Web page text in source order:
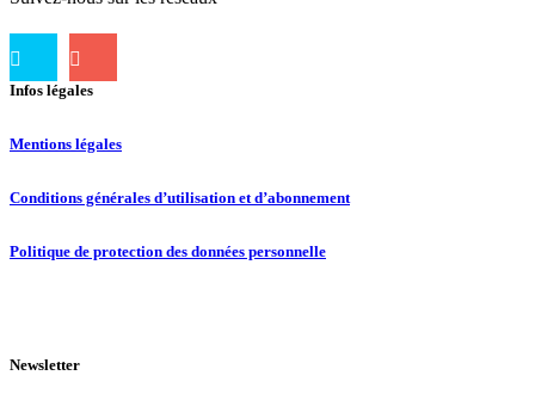
Infos légales
Mentions légales
Conditions générales d’utilisation et d’abonnement
Politique de protection des données personnelle
Newsletter